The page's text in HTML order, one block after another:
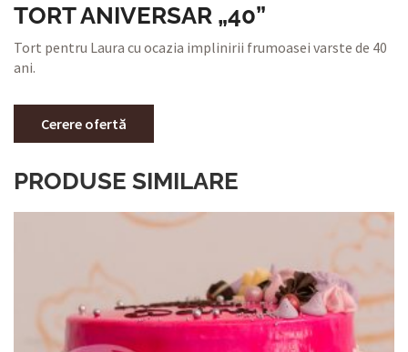
TORT ANIVERSAR „40”
Tort pentru Laura cu ocazia implinirii frumoasei varste de 40
ani.
Cerere ofertă
PRODUSE SIMILARE